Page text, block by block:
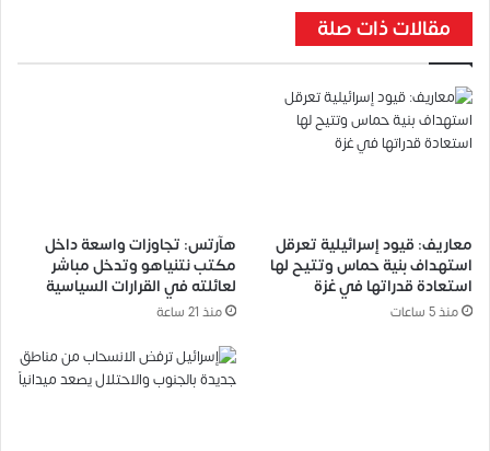
مقالات ذات صلة
معاريف: قيود إسرائيلية تعرقل
استهداف بنية حماس وتتيح لها
استعادة قدراتها في غزة
منذ 5 ساعات
هآرتس: تجاوزات واسعة داخل
مكتب نتنياهو وتدخل مباشر
لعائلته في القرارات السياسية
منذ 21 ساعة